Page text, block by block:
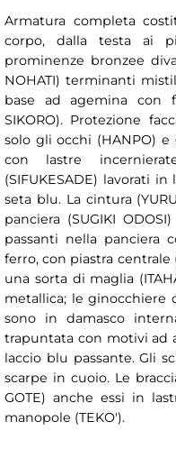
Armatura completa
corpo, dalla testa ai
prominenze bronzee
NOHATI) terminanti
base ad agemina con
SIKORO). Protezione
solo gli occhi (HANPO)
con lastre
(SIFUKESADE) lavorati
seta blu. La cintura
panciera (SUGIKI
passanti nella panciera
ferro, con piastra centrale
una sorta di maglia
metallica; le ginocchiere
sono in damasco
trapuntata con motivi ad
laccio blu passante. Gli
scarpe in cuoio. Le
GOTE) anche essi in
manopole (TEKO').